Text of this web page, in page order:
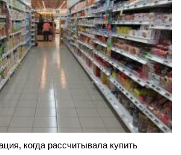
когда рассчитывала купить